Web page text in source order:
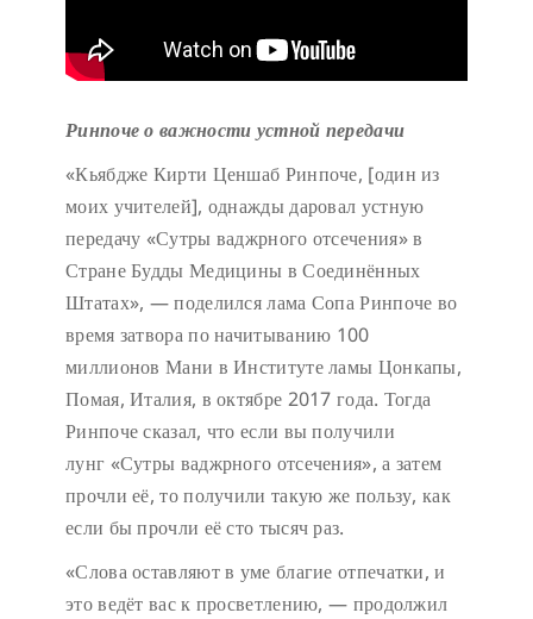
Ринпоче о важности устной передачи
«Кьябдже Кирти Ценшаб Ринпоче, [один из
моих учителей], однажды даровал устную
передачу «Сутры ваджрного отсечения» в
Стране Будды Медицины в Соединённых
Штатах», — поделился лама Сопа Ринпоче во
время затвора по начитыванию 100
миллионов Мани в Институте ламы Цонкапы,
Помая, Италия, в октябре 2017 года. Тогда
Ринпоче сказал, что если вы получили
лунг «Сутры ваджрного отсечения», а затем
прочли её, то получили такую же пользу, как
если бы прочли её сто тысяч раз.
«Слова оставляют в уме благие отпечатки, и
это ведёт вас к просветлению, — продолжил